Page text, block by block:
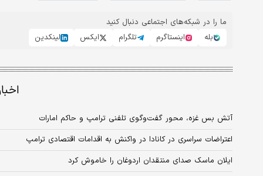
ما را در شبکه‌های اجتماعی دنبال کنید
بله
اینستاگرم تلگرام ایکس لینکدین
آتش بس غزه، محور گفت‌وگوی تلفنی ترامپ و حاکم امارات
اعتراضات سراسری در کانادا در واکنش به اقدامات اقتصادی ترامپ
ایلان ماسک صدای منتقدان اردوغان را خاموش کرد